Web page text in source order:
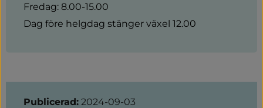
Fredag: 8.00-15.00
Dag före helgdag stänger växel 12.00
Sidinformation
Publicerad: 2024-09-03